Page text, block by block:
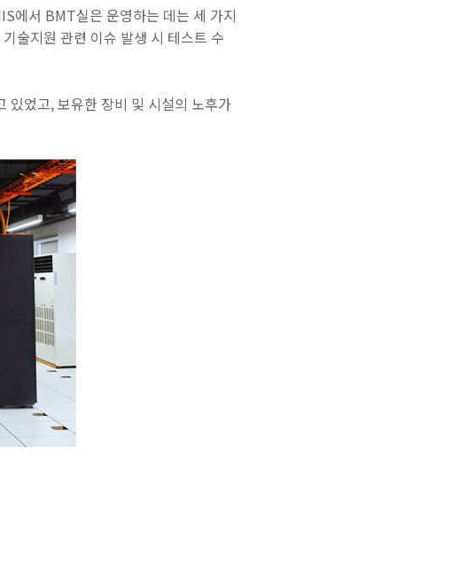
에서 BMT실은 운영하는 데는 세 가지
술지원 관련 이슈 발생 시 테스트 수
있었고, 보유한 장비 및 시설의 노후가